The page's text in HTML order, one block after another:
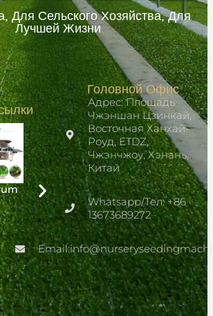
Для Сельского Хозяйства, Для
Лучшей Жизни
Automatic
Seedling
Production
Line
PLC
Greenhouse
Tray Needle
Seeder
Головной Офис
Адрес: Площадь
Чжэншан Цзинкай,
Восточная Ханхай-
Роуд, ETDZ,
Чжэнчжоу, Хэнань,
Китай
Whatsapp/Тел: +86
13673689272